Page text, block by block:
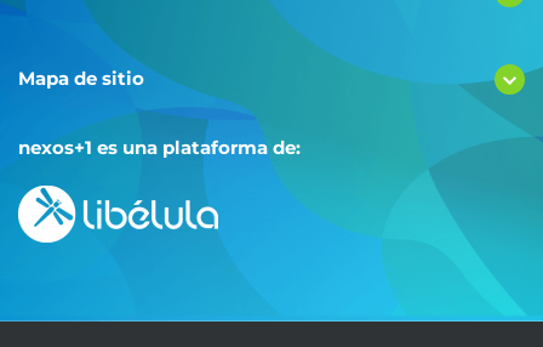
Mapa de sitio
nexos+1 es una plataforma de: